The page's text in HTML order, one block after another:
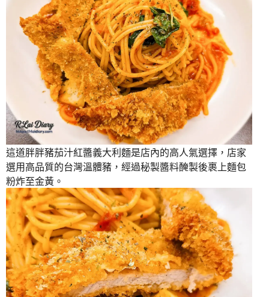
這道胖胖豬茄汁紅醬義大利麵是店內的高人氣選擇，店家
選用高品質的台灣溫體豬，經過秘製醬料醃製後裹上麵包
粉炸至金黃。